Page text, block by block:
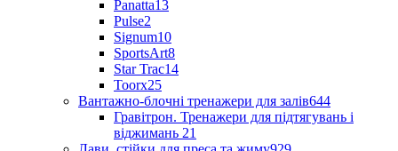
Panatta13
Pulse2
Signum10
SportsArt8
Star Trac14
Toorx25
Вантажно-блочні тренажери для залів644
Гравітрон. Тренажери для підтягувань і
віджимань 21